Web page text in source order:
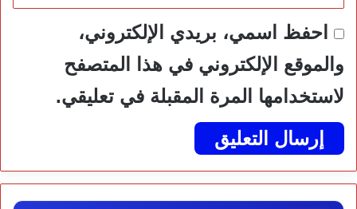
احفظ اسمي، بريدي الإلكتروني،
والموقع الإلكتروني في هذا المتصفح
لاستخدامها المرة المقبلة في تعليقي.